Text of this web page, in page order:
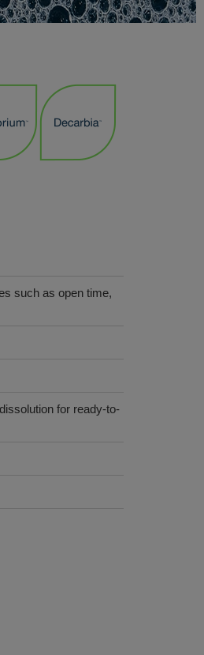
such as open time,
for ready-to-